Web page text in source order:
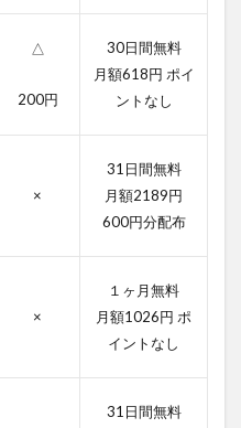
△
200円
30日間無料
月額618円 ポイ
ントなし
×
31日間無料
月額2189円
600円分配布
×
１ヶ月無料
月額1026円 ポ
イントなし
31日間無料